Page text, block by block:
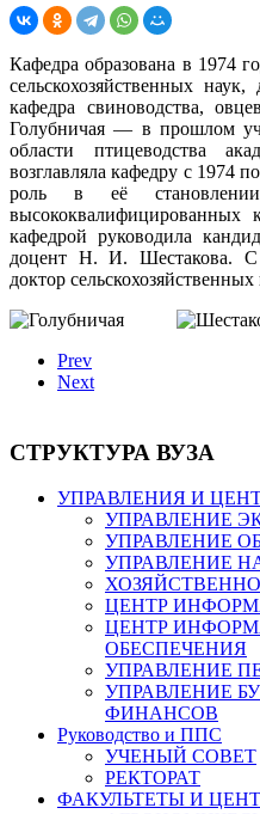
Кафедра образована в 1974
сельскохозяйственных
кафедра свиноводства,
Голубничая — в прошлом
области птицеводства
возглавляла кафедру с 1974
роль в её
кафедрой руководила
доцент Н. И. Шестакова. С
доктор
Prev
Next
СТРУКТУРА ВУЗА
УПРАВЛЕНИЯ И
УПРАВЛЕНИЕ
УПРАВЛЕНИЕ
УПРАВЛЕНИЕ
ЦЕНТР
ЦЕНТР
ОБЕСПЕЧЕНИЯ
УПРАВЛЕНИЕ
УПРАВЛЕНИЕ
ФИНАНСОВ
Руководство и ППС
УЧЕНЫЙ СОВЕТ
РЕКТОРАТ
ФАКУЛЬТЕТЫ И